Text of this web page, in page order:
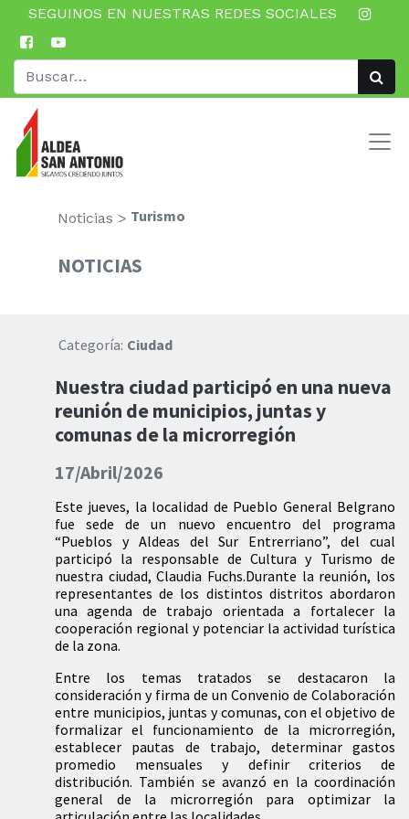
SEGUINOS EN NUESTRAS REDES SOCIALES
Noticias > Turismo
NOTICIAS
Categoría: Ciudad
Nuestra ciudad participó en una nueva
reunión de municipios, juntas y
comunas de la microrregión
17/Abril/2026
Este jueves, la localidad de Pueblo General Belgrano
fue sede de un nuevo encuentro del programa
“Pueblos y Aldeas del Sur Entrerriano”, del cual
participó la responsable de Cultura y Turismo de
nuestra ciudad, Claudia Fuchs.Durante la reunión, los
representantes de los distintos distritos abordaron
una agenda de trabajo orientada a fortalecer la
cooperación regional y potenciar la actividad turística
de la zona.
Entre los temas tratados se destacaron la
consideración y firma de un Convenio de Colaboración
entre municipios, juntas y comunas, con el objetivo de
formalizar el funcionamiento de la microrregión,
establecer pautas de trabajo, determinar gastos
promedio mensuales y definir criterios de
distribución. También se avanzó en la coordinación
general de la microrregión para optimizar la